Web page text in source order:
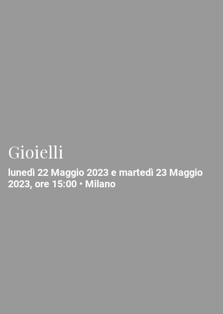
Gioielli
lunedì 22 Maggio 2023 e martedì 23 Maggio
2023, ore 15:00 • Milano